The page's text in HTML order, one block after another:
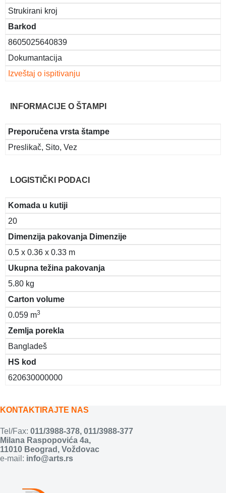
Strukirani kroj
Barkod
8605025640839
Dokumantacija
Izveštaj o ispitivanju
INFORMACIJE O ŠTAMPI
Preporučena vrsta štampe
Preslikač, Sito, Vez
LOGISTIČKI PODACI
Komada u kutiji
20
Dimenzija pakovanja Dimenzije
0.5 x 0.36 x 0.33 m
Ukupna težina pakovanja
5.80 kg
Carton volume
0.059 m3
Zemlja porekla
Bangladeš
HS kod
620630000000
KONTAKTIRAJTE NAS
Tel/Fax: 011/3988-378, 011/3988-377
Milana Raspopovića 4a,
11010 Beograd, Voždovac
e-mail: info@arts.rs